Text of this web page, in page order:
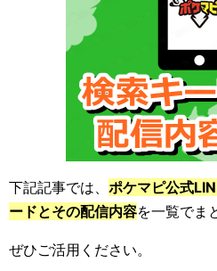
下記記事では、 ポケマピ公式
ードとその配信内容を一覧でま
ぜひご活用ください。